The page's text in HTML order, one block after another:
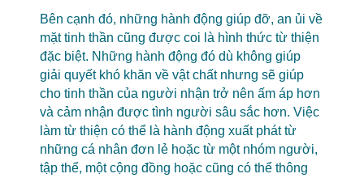
Bên cạnh đó, những hành động giúp đỡ, an ủi về
mặt tinh thần cũng được coi là hình thức từ thiện
đặc biệt. Những hành động đó dù không giúp
giải quyết khó khăn về vật chất nhưng sẽ giúp
cho tinh thần của người nhận trở nên ấm áp hơn
và cảm nhận được tình người sâu sắc hơn. Việc
làm từ thiện có thể là hành động xuất phát từ
những cá nhân đơn lẻ hoặc từ một nhóm người,
tập thể, một cộng đồng hoặc cũng có thể thông